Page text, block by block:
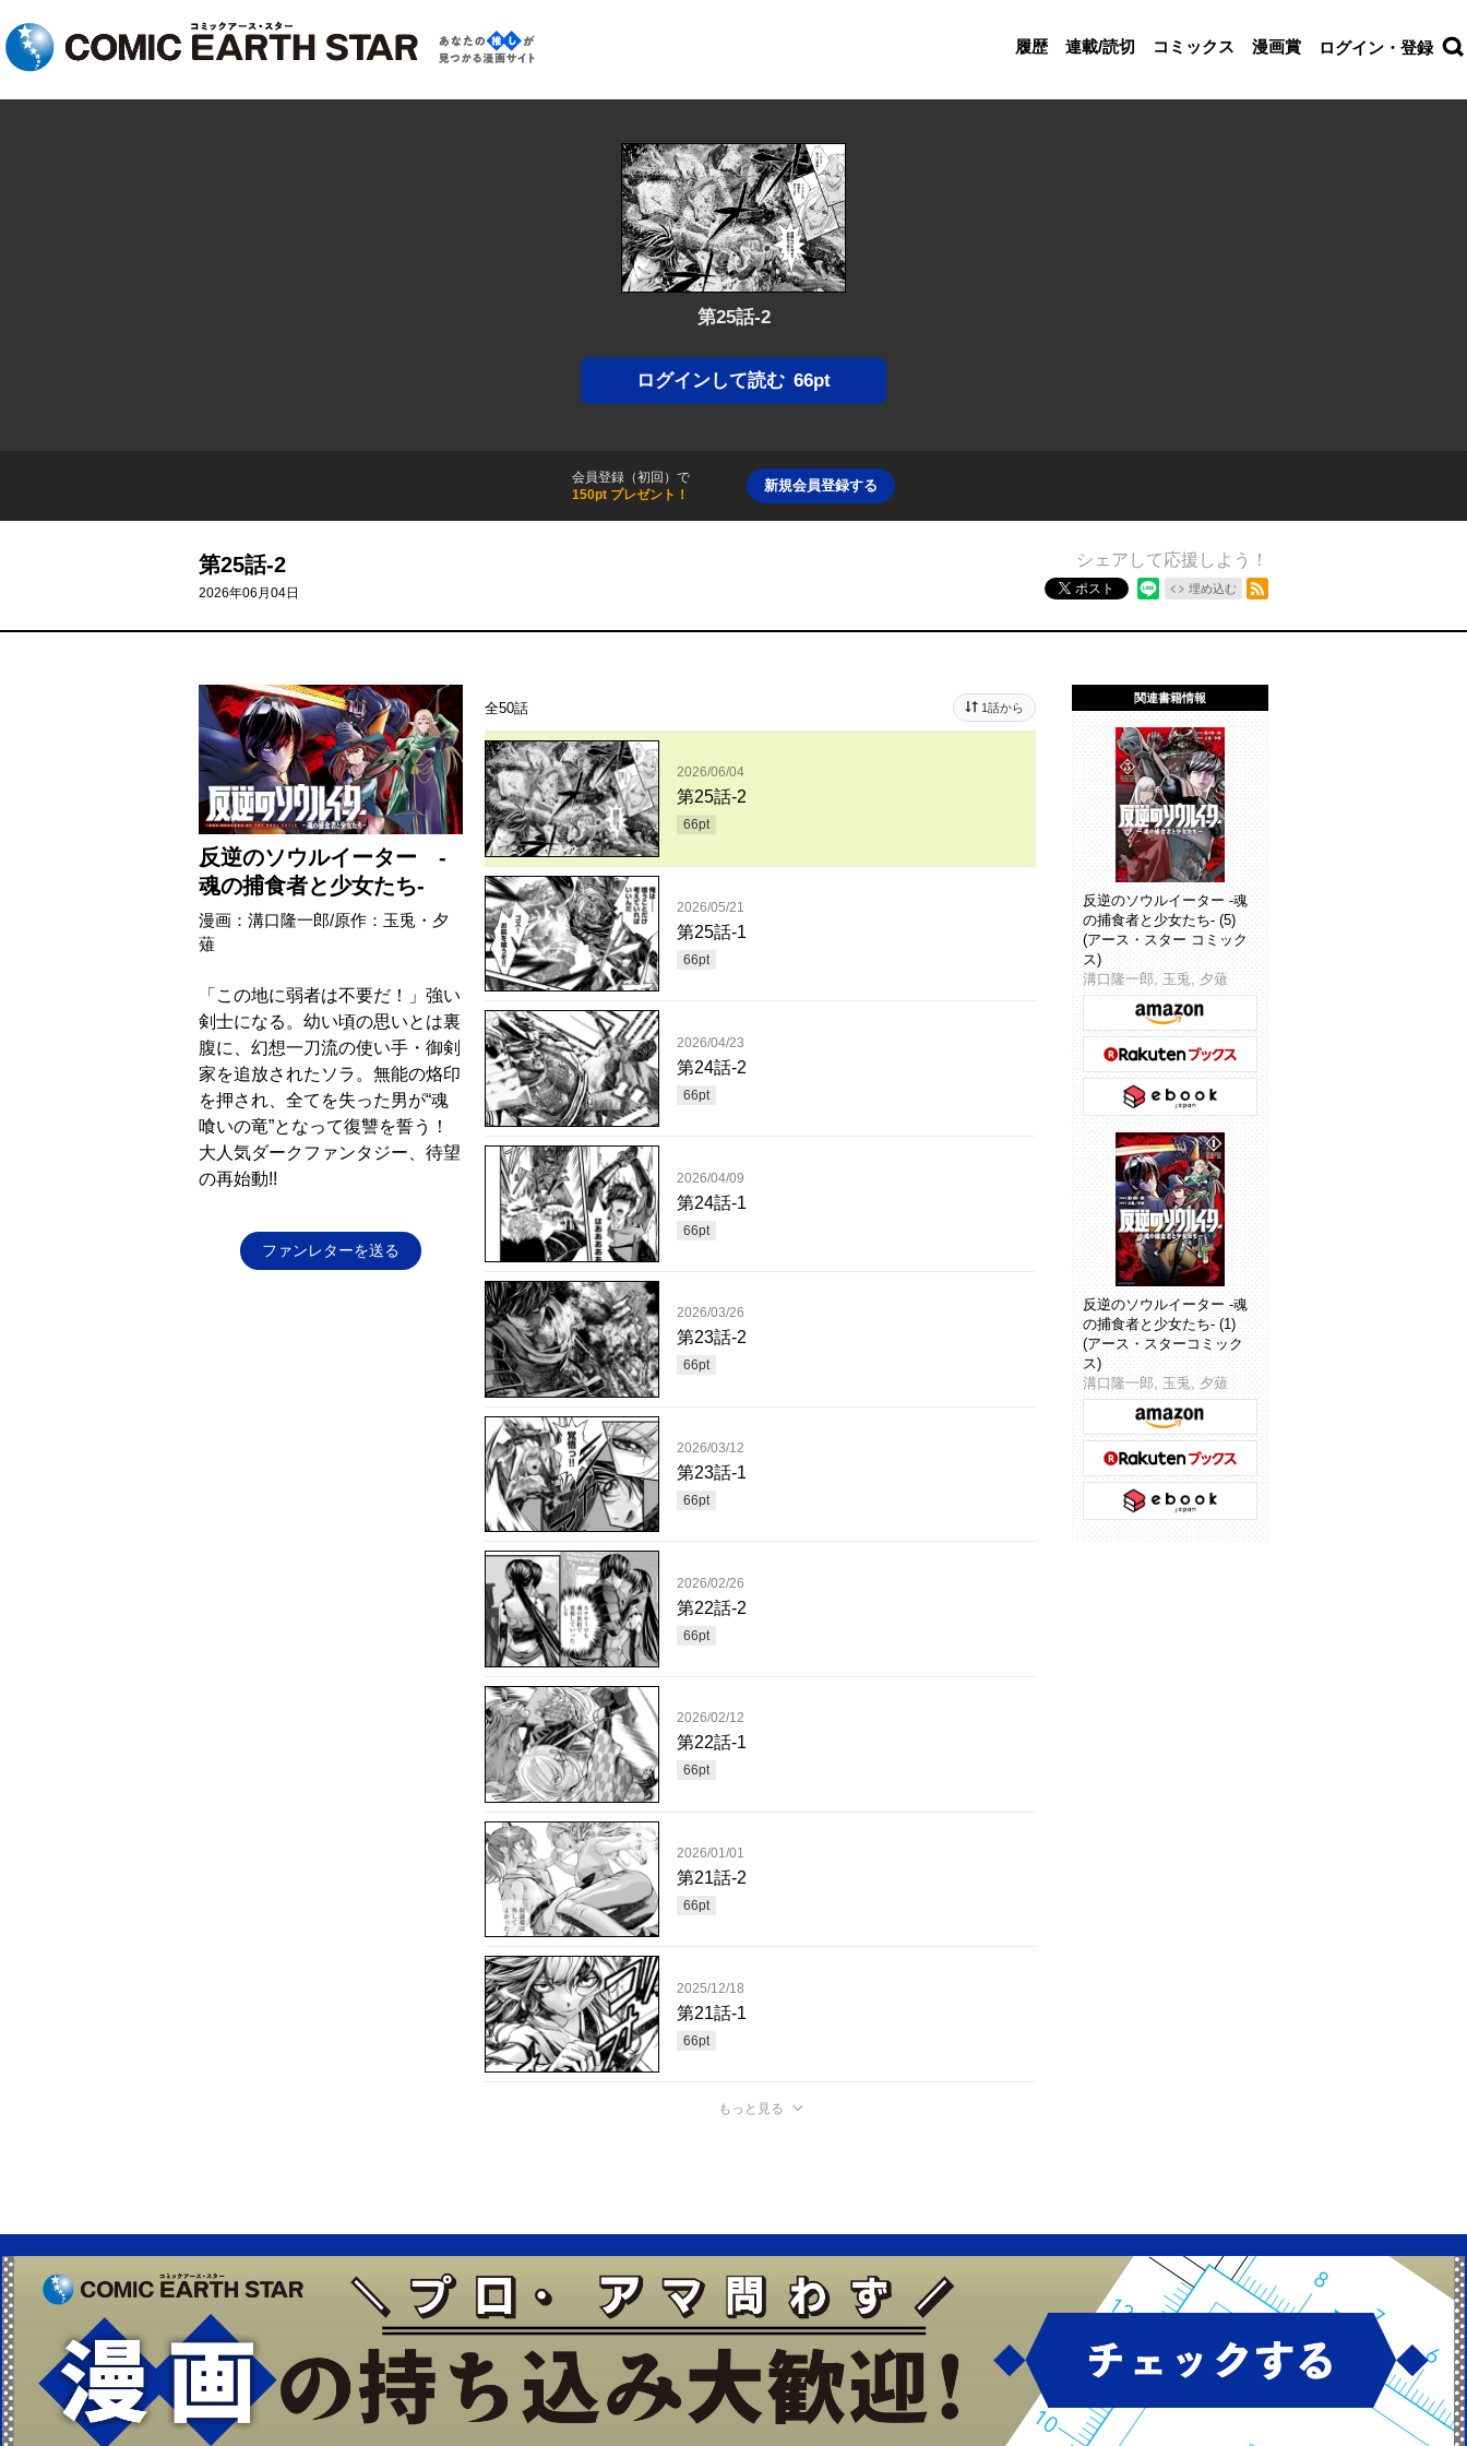
コミック アース・スター あなたの推しが見つかる漫画サイト 履歴 連載/読切 コミックス 漫画賞 ログイン・登録
第25話-2
ログインして読む 66pt
会員登録（初回）で
150pt プレゼント！
新規会員登録する
第25話-2
2026年06月04日
シェアして応援しよう！
ポスト 埋め込む
反逆のソウルイーター -
魂の捕食者と少女たち-
漫画：溝口隆一郎/原作：玉兎・夕
薙
「この地に弱者は不要だ！」強い
剣士になる。幼い頃の思いとは裏
腹に、幻想一刀流の使い手・御剣
家を追放されたソラ。無能の烙印
を押され、全てを失った男が“魂
喰いの竜”となって復讐を誓う！
大人気ダークファンタジー、待望
の再始動!!
ファンレターを送る
全50話 1話から
2026/06/04
第25話-2
66pt
2026/05/21
第25話-1
66pt
2026/04/23
第24話-2
66pt
2026/04/09
第24話-1
66pt
2026/03/26
第23話-2
66pt
2026/03/12
第23話-1
66pt
2026/02/26
第22話-2
66pt
2026/02/12
第22話-1
66pt
2026/01/01
第21話-2
66pt
2025/12/18
第21話-1
66pt
もっと見る
関連書籍情報
反逆のソウルイーター -魂
の捕食者と少女たち- (5)
(アース・スター コミック
ス)
溝口隆一郎, 玉兎, 夕薙
反逆のソウルイーター -魂
の捕食者と少女たち- (1)
(アース・スターコミック
ス)
溝口隆一郎, 玉兎, 夕薙